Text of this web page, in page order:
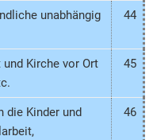
unabhängig
44
Kirche vor Ort
45
die Kinder und
46